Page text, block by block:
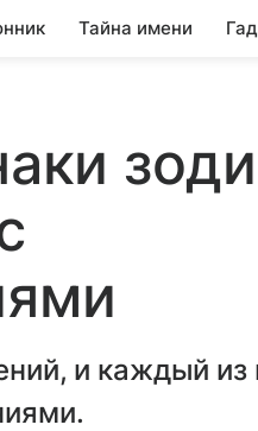
Тайна имени
и каждый